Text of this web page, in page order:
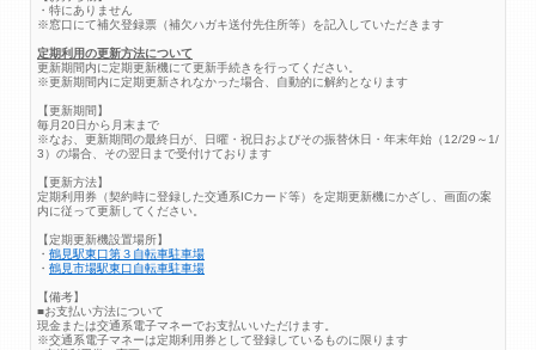
・特にありません
※窓口にて補欠登録票（補欠ハガキ送付先住所等）を記入していただきます
定期利用の更新方法について
更新期間内に定期更新機にて更新手続きを行ってください。
※更新期間内に定期更新されなかった場合、自動的に解約となります
【更新期間】
毎月20日から月末まで
※なお、更新期間の最終日が、日曜・祝日およびその振替休日・年末年始（12/29～1/
3）の場合、その翌日まで受付けております
【更新方法】
定期利用券（契約時に登録した交通系ICカード等）を定期更新機にかざし、画面の案
内に従って更新してください。
【定期更新機設置場所】
・ 鶴見駅東口第３自転車駐車場
・ 鶴見市場駅東口自転車駐車場
【備考】
■お支払い方法について
現金または交通系電子マネーでお支払いいただけます。
※交通系電子マネーは定期利用券として登録しているものに限ります